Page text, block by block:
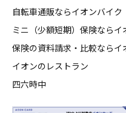
自転車通販ならイオンバイク
ミニ（少額短期）保険ならイ
保険の資料請求・比較ならイ
イオンのレストラン
四六時中